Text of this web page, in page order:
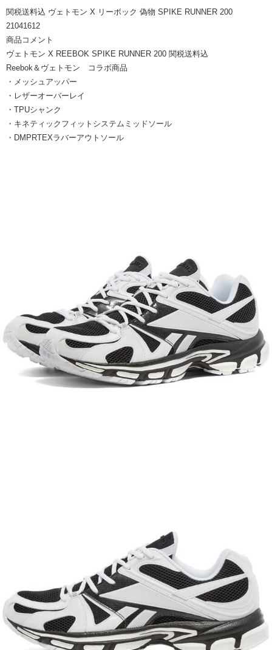
関税送料込 ヴェトモン X リーボック 偽物 SPIKE RUNNER 200
21041612
商品コメント
ヴェトモン X REEBOK SPIKE RUNNER 200 関税送料込
Reebok＆ヴェトモン コラボ商品
・メッシュアッパー
・レザーオーバーレイ
・TPUシャンク
・キネティックフィットシステムミッドソール
・DMPRTEXラバーアウトソール